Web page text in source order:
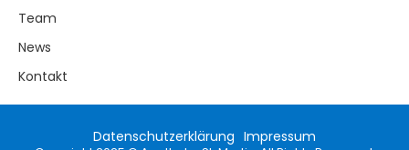
Team
News
Kontakt
Datenschutzerklärung Impressum